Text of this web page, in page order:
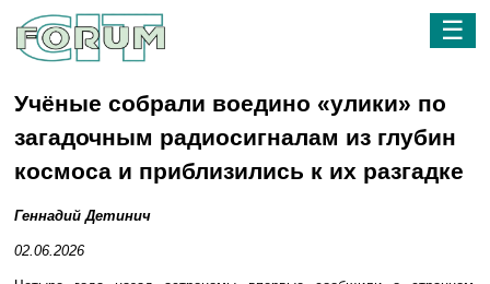
☰
Учёные собрали воедино «улики» по
загадочным радиосигналам из глубин
космоса и приблизились к их разгадке
Геннадий Детинич
02.06.2026